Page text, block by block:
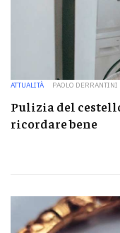
ATTUALITÀ PAOLO DERRANTINI
Pulizia del
ricordare bene